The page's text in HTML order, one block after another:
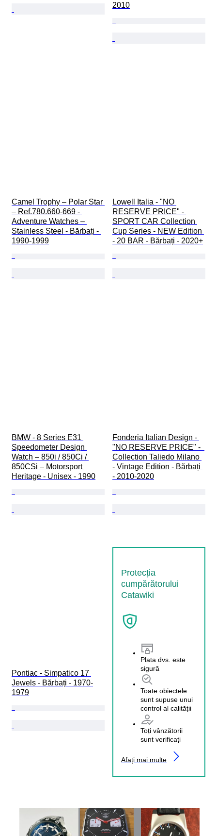
2010
Camel Trophy – Polar Star
– Ref.780.660-669 -
Adventure Watches –
Stainless Steel - Bărbați -
1990-1999
Lowell Italia - "NO
RESERVE PRICE" -
SPORT CAR Collection
Cup Series - NEW Edition
- 20 BAR - Bărbați - 2020+
BMW - 8 Series E31
Speedometer Design
Watch – 850i / 850Ci /
850CSi – Motorsport
Heritage - Unisex - 1990
Fonderia Italian Design -
"NO RESERVE PRICE" -
Collection Taliedo Milano
- Vintage Edition - Bărbați
- 2010-2020
Pontiac - Simpatico 17
Jewels - Bărbați - 1970-
1979
Protecția
cumpărătorului
Catawiki
Plata dvs. este
sigură
Toate obiectele
sunt supuse unui
control al calității
Toți vânzătorii
sunt verificați
Afați mai multe